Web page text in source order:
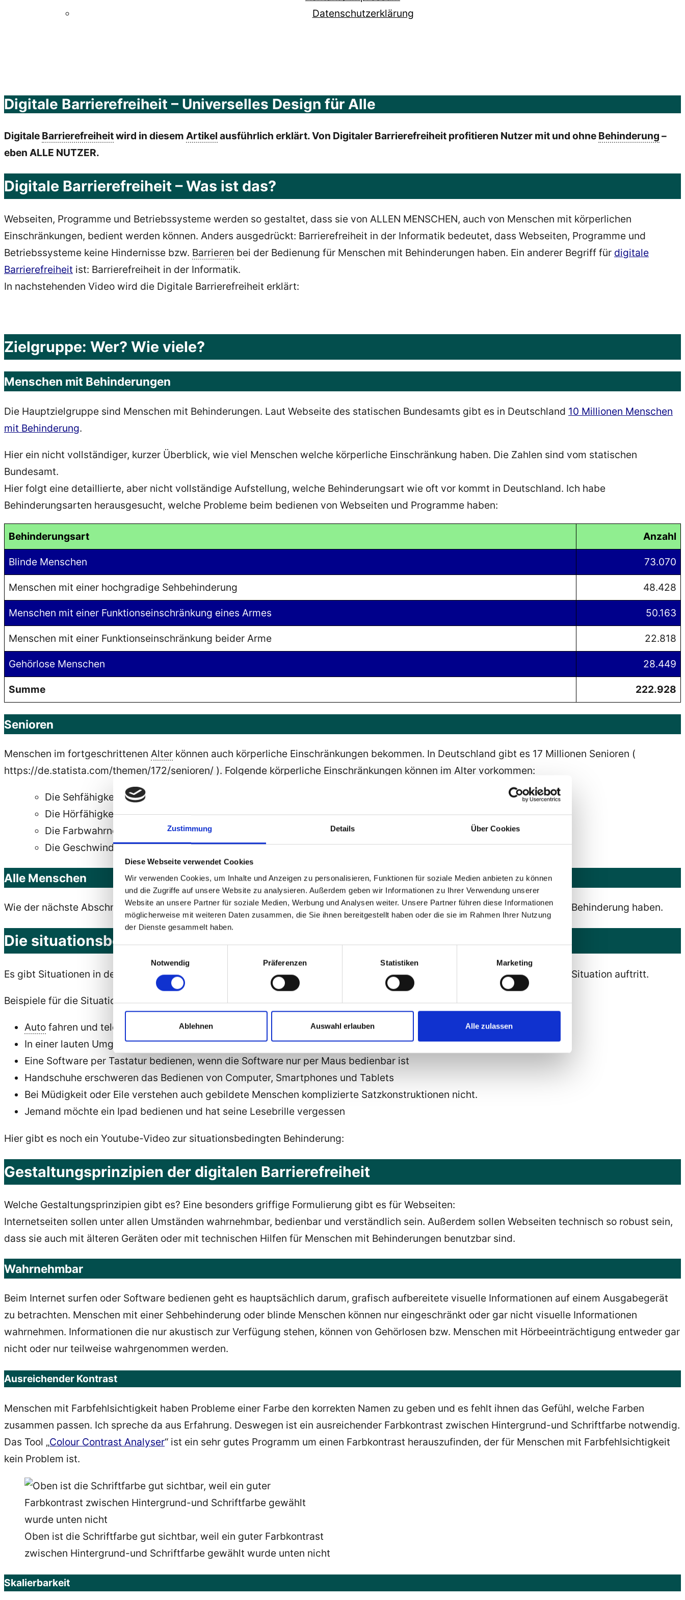
Zustimmung Details Über Cookies
Diese Webseite verwendet Cookies
Wir verwenden Cookies, um Inhalte und Anzeigen zu personalisieren, Funktionen für soziale Medien anbieten zu können
und die Zugriffe auf unsere Website zu analysieren. Außerdem geben wir Informationen zu Ihrer Verwendung unserer
Website an unsere Partner für soziale Medien, Werbung und Analysen weiter. Unsere Partner führen diese Informationen
möglicherweise mit weiteren Daten zusammen, die Sie ihnen bereitgestellt haben oder die sie im Rahmen Ihrer Nutzung
der Dienste gesammelt haben.
Notwendig
Präferenzen Statistiken Marketing
Ablehnen Auswahl erlauben Alle zulassen
Datenschutzerklärung
Digitale Barrierefreiheit – Universelles Design für Alle
Digitale Barrierefreiheitwird in diesem Artikel ausführlich erklärt. Von Digitaler Barrierefreiheit profitieren Nutzer mit und ohne Behinderung –
eben ALLE NUTZER.
Digitale Barrierefreiheit – Was ist das?
Webseiten, Programme und Betriebssysteme werden so gestaltet, dass sie von ALLEN MENSCHEN, auch von Menschen mit körperlichen
Einschränkungen, bedient werden können. Anders ausgedrückt: Barrierefreiheit in der Informatik bedeutet, dass Webseiten, Programme und
Betriebssysteme keine Hindernisse bzw. Barrieren bei der Bedienung für Menschen mit Behinderungen haben. Ein anderer Begriff für digitale
Barrierefreiheit ist: Barrierefreiheit in der Informatik.
In nachstehenden Video wird die Digitale Barrierefreiheit erklärt:
Zielgruppe: Wer? Wie viele?
Menschen mit Behinderungen
Die Hauptzielgruppe sind Menschen mit Behinderungen. Laut Webseite des statischen Bundesamts gibt es in Deutschland 10 Millionen Menschen
mit Behinderung.
Hier ein nicht vollständiger, kurzer Überblick, wie viel Menschen welche körperliche Einschränkung haben. Die Zahlen sind vom statischen
Bundesamt.
Hier folgt eine detaillierte, aber nicht vollständige Aufstellung, welche Behinderungsart wie oft vor kommt in Deutschland. Ich habe
Behinderungsarten herausgesucht, welche Probleme beim bedienen von Webseiten und Programme haben:
Behinderungsart Anzahl
Blinde Menschen 73.070
Menschen mit einer hochgradige Sehbehinderung 48.428
Menschen mit einer Funktionseinschränkung eines Armes 50.163
Menschen mit einer Funktionseinschränkung beider Arme 22.818
Gehörlose Menschen 28.449
Summe 222.928
Senioren
Menschen im fortgeschrittenen Alter können auch körperliche Einschränkungen bekommen. In Deutschland gibt es 17 Millionen Senioren (
https://de.statista.com/themen/172/senioren/ ). Folgende körperliche Einschränkungen können im Alter vorkommen:
Die Sehfähigkeit lässt nach
Die Hörfähigkeit lässt nach
Die Farbwahrnehmung lässt nach
Die Geschwindigkeit und Genauigkeit lässt nach
Alle Menschen
Wie der nächste Abschnitt zeigt, können auch Menschen ohne körperliche Einschränkungen in bestimmten Situationen eine Behinderung haben.
Die situationsbedingte Behinderung
Es gibt Situationen in denen Menschen ohne körperliche Einschränkungen eine Behinderung haben, die in einer bestimmten Situation auftritt.
Beispiele für die Situationsbedingte Behinderung sind:
Auto fahren und telefonieren geht nicht
In einer lauten Umgebung kann nicht telefoniert werden
Eine Software per Tastatur bedienen, wenn die Software nur per Maus bedienbar ist
Handschuhe erschweren das Bedienen von Computer, Smartphones und Tablets
Bei Müdigkeit oder Eile verstehen auch gebildete Menschen komplizierte Satzkonstruktionen nicht.
Jemand möchte ein Ipad bedienen und hat seine Lesebrille vergessen
Hier gibt es noch ein Youtube-Video zur situationsbedingten Behinderung:
Gestaltungsprinzipien der digitalen Barrierefreiheit
Welche Gestaltungsprinzipien gibt es? Eine besonders griffige Formulierung gibt es für Webseiten:
Internetseiten sollen unter allen Umständen wahrnehmbar, bedienbar und verständlich sein. Außerdem sollen Webseiten technisch so robust sein,
dass sie auch mit älteren Geräten oder mit technischen Hilfen für Menschen mit Behinderungen benutzbar sind.
Wahrnehmbar
Beim Internet surfen oder Software bedienen geht es hauptsächlich darum, grafisch aufbereitete visuelle Informationen auf einem Ausgabegerät
zu betrachten. Menschen mit einer Sehbehinderung oder blinde Menschen können nur eingeschränkt oder gar nicht visuelle Informationen
wahrnehmen. Informationen die nur akustisch zur Verfügung stehen, können von Gehörlosen bzw. Menschen mit Hörbeeinträchtigung entweder gar
nicht oder nur teilweise wahrgenommen werden.
Ausreichender Kontrast
Menschen mit Farbfehlsichtigkeit haben Probleme einer Farbe den korrekten Namen zu geben und es fehlt ihnen das Gefühl, welche Farben
zusammen passen. Ich spreche da aus Erfahrung. Deswegen ist ein ausreichender Farbkontrast zwischen Hintergrund-und Schriftfarbe notwendig.
Das Tool „Colour Contrast Analyser“ ist ein sehr gutes Programm um einen Farbkontrast herauszufinden, der für Menschen mit Farbfehlsichtigkeit
kein Problem ist.
Oben ist die Schriftfarbe gut sichtbar, weil ein guter Farbkontrast
zwischen Hintergrund-und Schriftfarbe gewählt wurde unten nicht
Skalierbarkeit